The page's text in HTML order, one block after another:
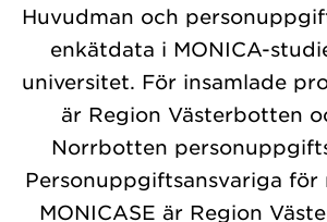
Huvudman och
enkätdata i MONICA-
universitet. För insamlade
är Region Västerbotten
Norrbotten
Personuppgiftsansvariga för
MONICASE är Region